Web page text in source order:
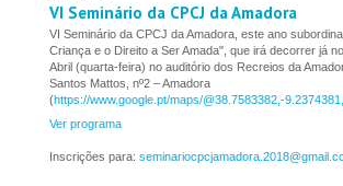
VI Seminário da CPCJ da Amadora
VI Seminário da CPCJ da Amadora, este ano
Criança e o Direito a Ser Amada", que irá decorrer já
Abril (quarta-feira) no auditório dos Recreios da
Santos Mattos, nº2 – Amadora
(https://www.google.pt/maps/@38.7583382,-
Ver programa
Inscrições para: